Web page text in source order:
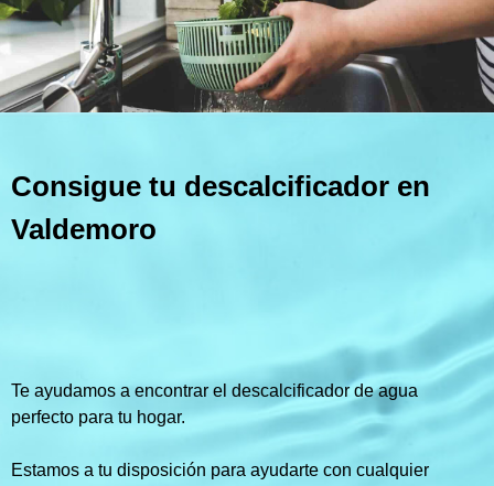
Consigue tu descalcificador en
Valdemoro
Te ayudamos a encontrar el descalcificador de agua
perfecto para tu hogar.
Estamos a tu disposición para ayudarte con cualquier